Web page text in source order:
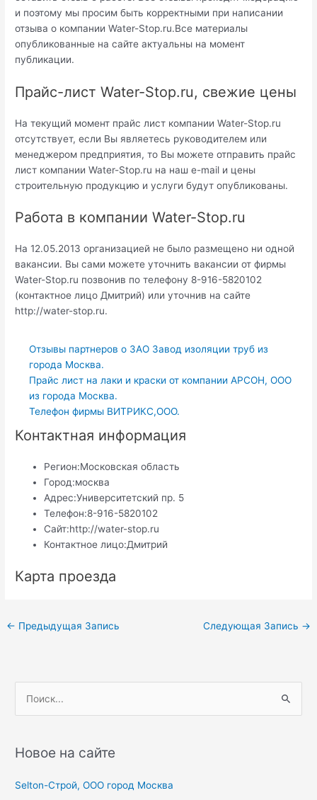
и поэтому мы просим быть корректными при написании
отзыва о компании Water-Stop.ru.Все материалы
опубликованные на сайте актуальны на момент
публикации.
Прайс-лист Water-Stop.ru, свежие цены
На текущий момент прайс лист компании Water-Stop.ru
отсутствует, если Вы являетесь руководителем или
менеджером предприятия, то Вы можете отправить прайс
лист компании Water-Stop.ru на наш e-mail и цены
строительную продукцию и услуги будут опубликованы.
Работа в компании Water-Stop.ru
На 12.05.2013 организацией не было размещено ни одной
вакансии. Вы сами можете уточнить вакансии от фирмы
Water-Stop.ru позвонив по телефону 8-916-5820102
(контактное лицо Дмитрий) или уточнив на сайте
http://water-stop.ru.
Отзывы партнеров о ЗАО Завод изоляции труб из
города Москва.
Прайс лист на лаки и краски от компании АРСОН, ООО
из города Москва.
Телефон фирмы ВИТРИКС,ООО.
Контактная информация
Регион:Московская область
Город:москва
Адрес:Университетский пр. 5
Телефон:8-916-5820102
Сайт:http://water-stop.ru
Контактное лицо:Дмитрий
Карта проезда
Навигация
← Предыдущая Запись Следующая Запись →
с
:
Новое на сайте
Selton-Строй, OOO город Москва